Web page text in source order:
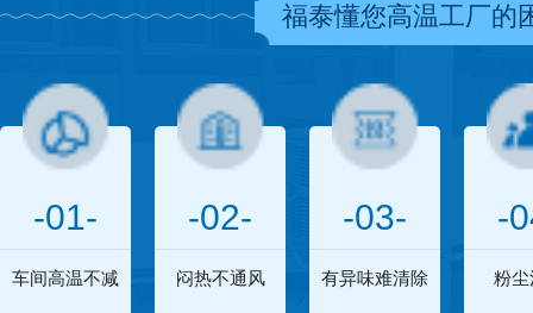
福泰懂您高温工厂的
-01-
车间高温不减
-02-
闷热不通风
-03-
有异味难清除
-
粉尘